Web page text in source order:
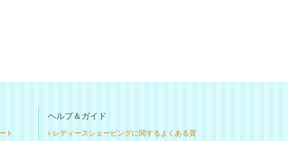
ト
ヘルプ＆ガイド
レディースシェービングに関するよくある質